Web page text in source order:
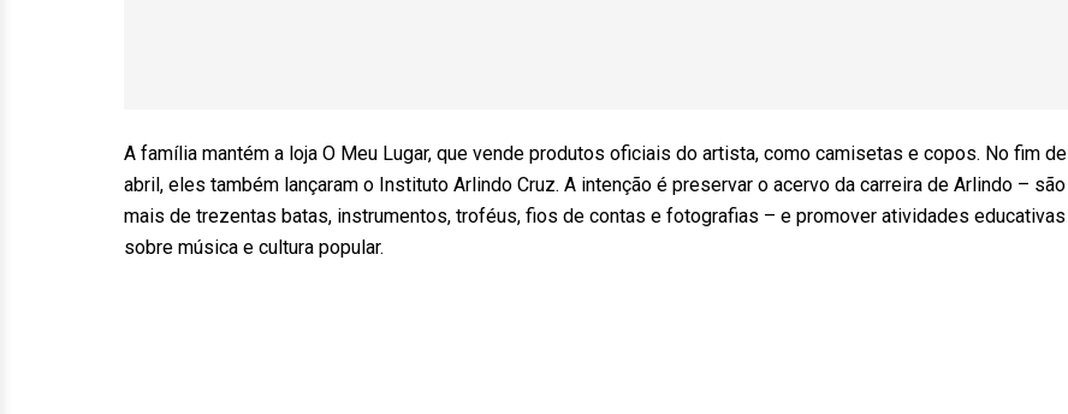
A família mantém a loja O Meu Lugar, que vende produtos oficiais do artista, como camisetas e copos. No fim de
abril, eles também lançaram o Instituto Arlindo Cruz. A intenção é preservar o acervo da carreira de Arlindo – são
mais de trezentas batas, instrumentos, troféus, fios de contas e fotografias – e promover atividades educativas
sobre música e cultura popular.